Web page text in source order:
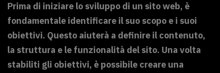
Prima di iniziare lo sviluppo di un sito web, è
fondamentale identificare il suo scopo e i suoi
obiettivi. Questo aiuterà a definire il contenuto,
la struttura e le funzionalità del sito. Una volta
stabiliti gli obiettivi, è possibile creare una